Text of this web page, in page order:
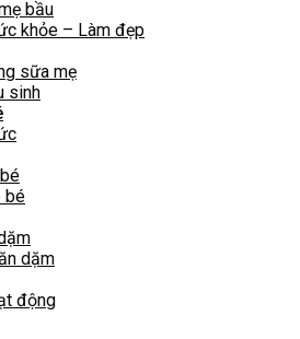
bầu
khỏe – Làm đẹp
sữa mẹ
sinh
bé
dặm
động